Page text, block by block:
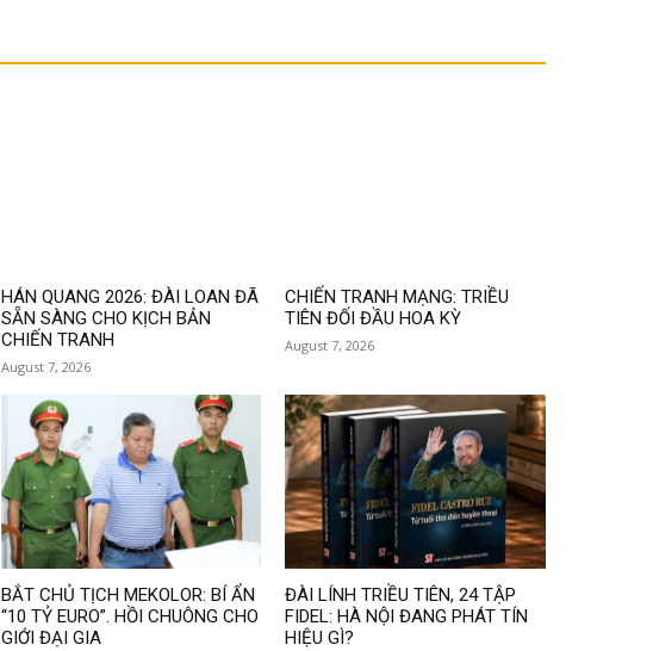
HÁN QUANG 2026: ĐÀI LOAN ĐÃ
SẴN SÀNG CHO KỊCH BẢN
CHIẾN TRANH
August 7, 2026
CHIẾN TRANH MẠNG: TRIỀU
TIÊN ĐỐI ĐẦU HOA KỲ
August 7, 2026
BẮT CHỦ TỊCH MEKOLOR: BÍ ẨN
“10 TỶ EURO”. HỒI CHUÔNG CHO
GIỚI ĐẠI GIA
ĐÀI LÍNH TRIỀU TIÊN, 24 TẬP
FIDEL: HÀ NỘI ĐANG PHÁT TÍN
HIỆU GÌ?